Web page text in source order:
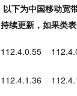
以下为中国移动宽
持续更新，如果类
112.4.0.55
112.4.1.36